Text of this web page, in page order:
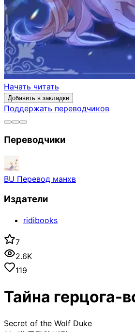
Начать читать
Добавить в закладки
Поддержать переводчиков
Переводчики
BU Перевод манхв
Издатели
ridibooks
7
2.6K
119
Тайна герцога-
Secret of the Wolf Duke